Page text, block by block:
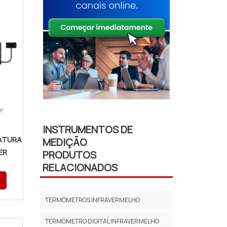
INSTRUMENTOS DE
MEDIÇÃO
PRODUTOS
RELACIONADOS
TERMÔMETROS INFRAVERMELHO
TERMÔMETRO DIGITAL INFRAVERMELHO